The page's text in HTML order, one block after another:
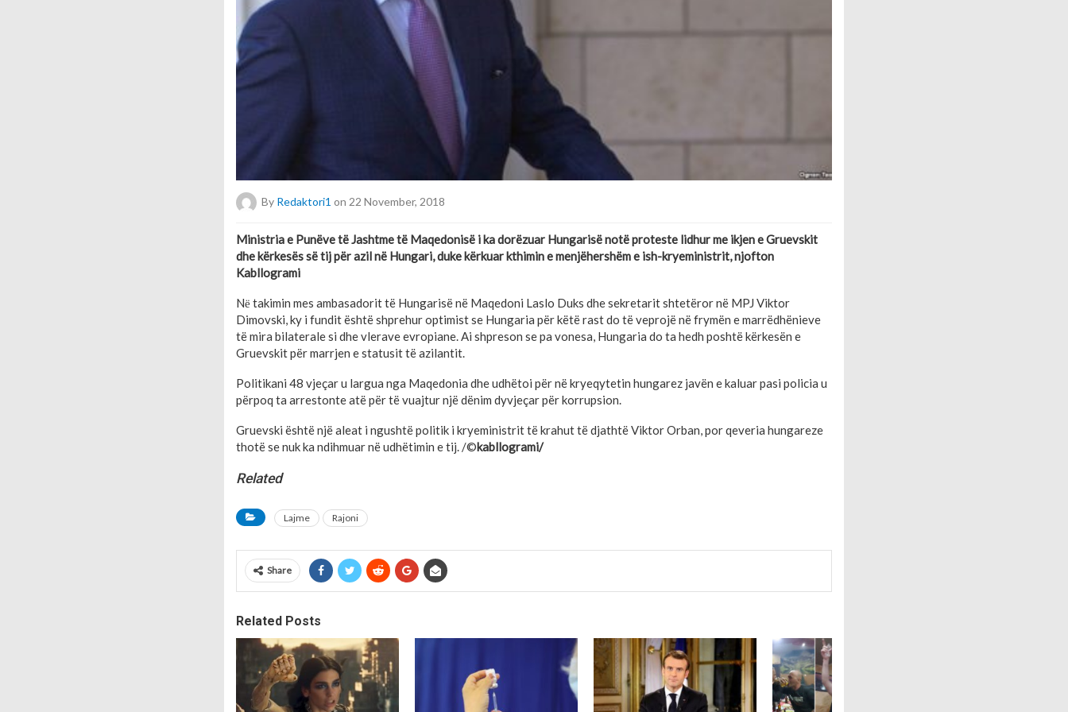
By Redaktori1 on 22 November, 2018
Ministria e Punëve të Jashtme të Maqedonisë i ka dorëzuar Hungarisë notë proteste lidhur me ikjen e Gruevskit
dhe kërkesës së tij për azil në Hungari, duke kërkuar kthimin e menjëhershëm e ish-kryeministrit, njofton
Kabllogrami
Nё takimin mes ambasadorit të Hungarisë në Maqedoni Laslo Duks dhe sekretarit shtetëror në MPJ Viktor
Dimovski, ky i fundit është shprehur optimist se Hungaria për këtë rast do të veprojë në frymën e marrëdhënieve
të mira bilaterale si dhe vlerave evropiane. Ai shpreson se pa vonesa, Hungaria do ta hedh poshtë kërkesën e
Gruevskit për marrjen e statusit të azilantit.
Politikani 48 vjeçar u largua nga Maqedonia dhe udhëtoi për në kryeqytetin hungarez javën e kaluar pasi policia u
përpoq ta arrestonte atë për të vuajtur një dënim dyvjeçar për korrupsion.
Gruevski është një aleat i ngushtë politik i kryeministrit të krahut të djathtë Viktor Orban, por qeveria hungareze
thotë se nuk ka ndihmuar në udhëtimin e tij. /©kabllogrami/
Related
Lajme Rajoni
Share
Related Posts